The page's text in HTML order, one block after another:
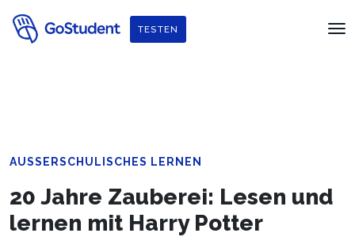
Verbessere dein Englisch und hol dir
Penguin Readers
TESTEN
AUSSERSCHULISCHES LERNEN
20 Jahre Zauberei: Lesen und
lernen mit Harry Potter